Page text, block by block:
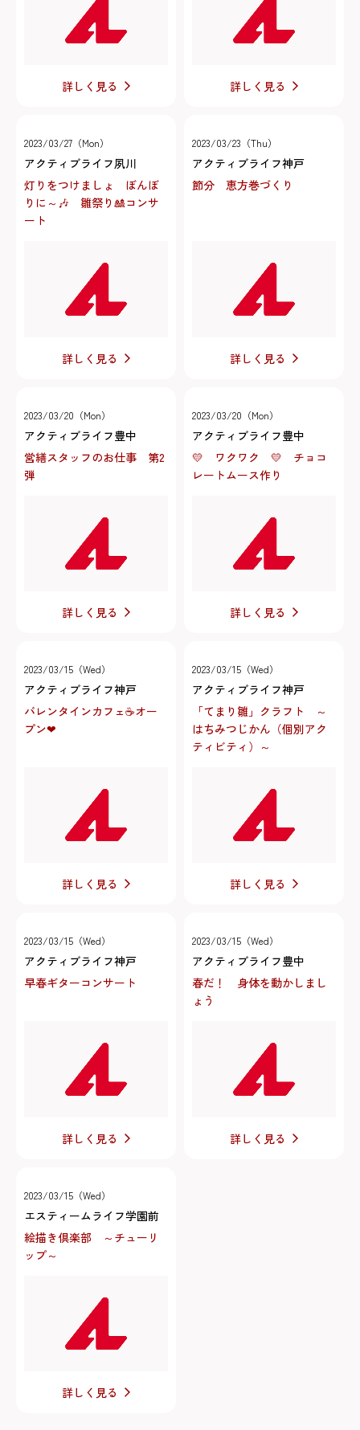
詳しく見る 詳しく見る
2023/03/27（Mon）
アクティブライフ夙川
灯りをつけましょ ぼんぼ
りに～🎶 雛祭り🎎コンサ
ート
詳しく見る
2023/03/23（Thu）
アクティブライフ神戸
節分 恵方巻づくり
詳しく見る
2023/03/20（Mon）
アクティブライフ豊中
営繕スタッフのお仕事 第2
弾
詳しく見る
2023/03/20（Mon）
アクティブライフ豊中
💛 ワクワク 💛 チョコ
レートムース作り
詳しく見る
2023/03/15（Wed）
アクティブライフ神戸
バレンタインカフェ☕オー
プン❤
詳しく見る
2023/03/15（Wed）
アクティブライフ神戸
「てまり雛」クラフト ～
はちみつじかん（個別アク
ティビティ）～
詳しく見る
2023/03/15（Wed）
アクティブライフ神戸
早春ギターコンサート
詳しく見る
2023/03/15（Wed）
アクティブライフ豊中
春だ！ 身体を動かしまし
ょう
詳しく見る
2023/03/15（Wed）
エスティームライフ学園前
絵描き倶楽部 ～チューリ
ップ～
詳しく見る